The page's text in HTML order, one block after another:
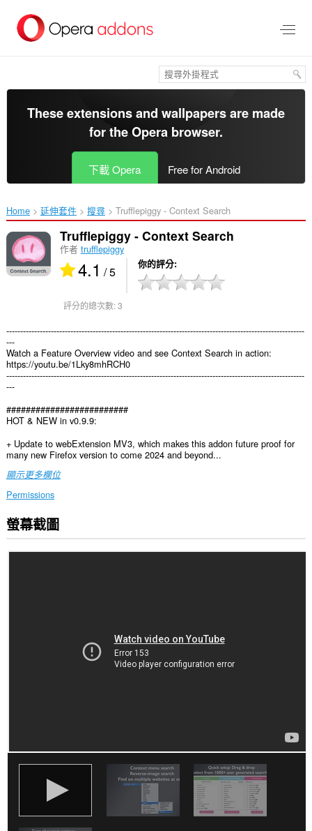
區
These extensions and wallpapers are made
for theOpera browser.
下載 Opera Free for Android
Home 延伸套件 搜尋 Trufflepiggy - Context Search‎
Trufflepiggy - Context Search
作者 trufflepiggy
4.1 / 5 你的評分
評分的總次數:3
-----------------------------------------------------------------------------------------------------------
---
Watch a Feature Overview video and see Context Search in action:
https://youtu.be/1Lky8mhRCH0
-----------------------------------------------------------------------------------------------------------
---
#########################
HOT & NEW in v0.9.9:
+ Update to webExtension MV3, which makes this addon future proof for
many new Firefox version to come 2024 and beyond...
顯示更多欄位
Permissions
這
個
螢幕截圖